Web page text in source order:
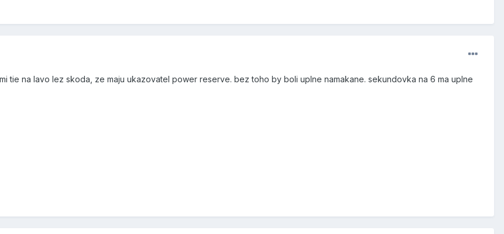
tie na lavo lez skoda, ze maju ukazovatel power reserve. bez toho by boli uplne namakane. sekundovka na 6 ma uplne